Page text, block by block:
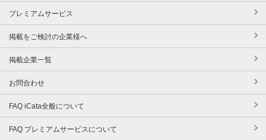
プレミアムサービス
掲載をご検討の企業様へ
掲載企業一覧
お問合わせ
FAQ iCata全般について
FAQ プレミアムサービスについて